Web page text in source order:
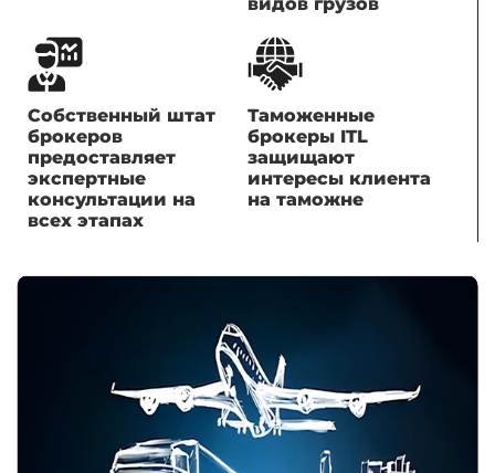
Собственный штат
брокеров
предоставляет
экспертные
консультации на
всех этапах
Таможенные
брокеры ITL
защищают
интересы клиента
на таможне